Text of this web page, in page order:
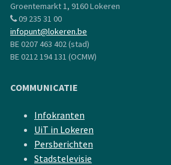
Groentemarkt 1, 9160 Lokeren
09 235 31 00
infopunt@lokeren.be
BE 0207 463 402 (stad)
BE 0212 194 131 (OCMW)
COMMUNICATIE
Infokranten
UiT in Lokeren
Persberichten
Stadstelevisie